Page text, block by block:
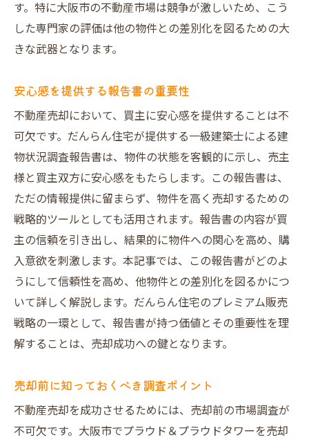
す。特に大阪市の不動産市場は競争が激しいため、こう
した専門家の評価は他の物件との差別化を図るための大
きな武器となります。
安心感を提供する報告書の重要性
不動産売却において、買主に安心感を提供することは不
可欠です。だんらん住宅が提供する一級建築士による建
物状況調査報告書は、物件の状態を客観的に示し、売主
様と買主双方に安心感をもたらします。この報告書は、
ただの情報提供に留まらず、物件を高く売却するための
戦略的ツールとしても活用されます。報告書の内容が買
主の信頼を引き出し、結果的に物件への関心を高め、購
入意欲を刺激します。本記事では、この報告書がどのよ
うにして信頼性を高め、他物件との差別化を図るかにつ
いて詳しく解説します。だんらん住宅のプレミアム販売
戦略の一環として、報告書が持つ価値とその重要性を理
解することは、売却成功への鍵となります。
売却前に知っておくべき調査ポイント
不動産売却を成功させるためには、売却前の市場調査が
不可欠です。大阪市でプラウド＆プラウドタワーを売却